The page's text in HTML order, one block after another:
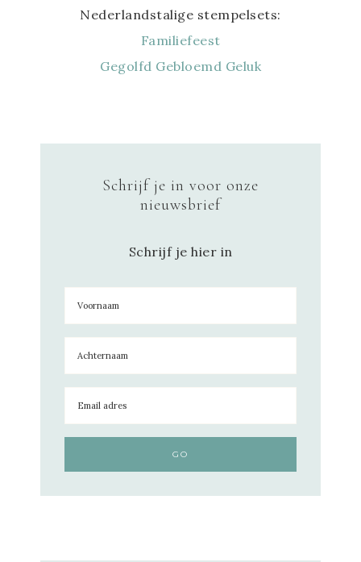
Nederlandstalige stempelsets:
Familiefeest
Gegolfd Gebloemd Geluk
Schrijf je in voor onze
nieuwsbrief
Schrijf je hier in